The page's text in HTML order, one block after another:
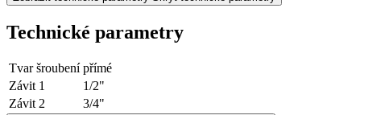
Technické parametry
Tvar šroubení přímé
Závit 1
1/2"
Závit 2
3/4"